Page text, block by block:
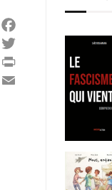
Facebook
Twitter
PrintFriendly
Email